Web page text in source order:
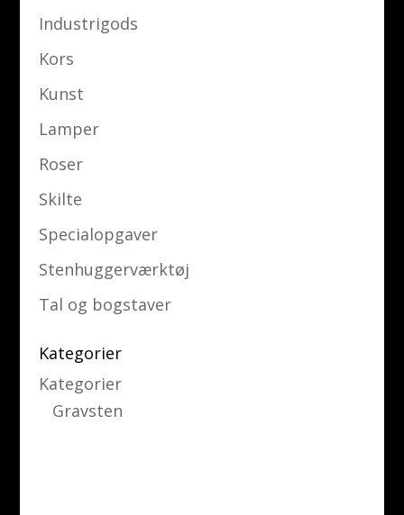
Industrigods
Kors
Kunst
Lamper
Roser
Skilte
Specialopgaver
Stenhuggerværktøj
Tal og bogstaver
Kategorier
Kategorier
Gravsten